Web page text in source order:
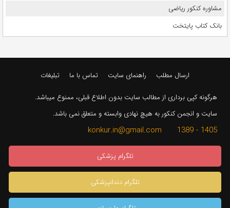
مشاوره کنکور ریاضی
بانک کتاب پایتخت
ارسال مطلب راهنمای سایت تماس با ما تبلیغات
هرگونه کپی برداری از مطالب سایت بدون اطلاع قبلی، ممنوع میباشد.
سایت و انجمن کنکور به هیچ نهادی وابسته و متعلق نمی باشد.
1405 - 1389 konkur.in@gmail.com
تلگرام پزشکی
تلگرام دندانپزشکی